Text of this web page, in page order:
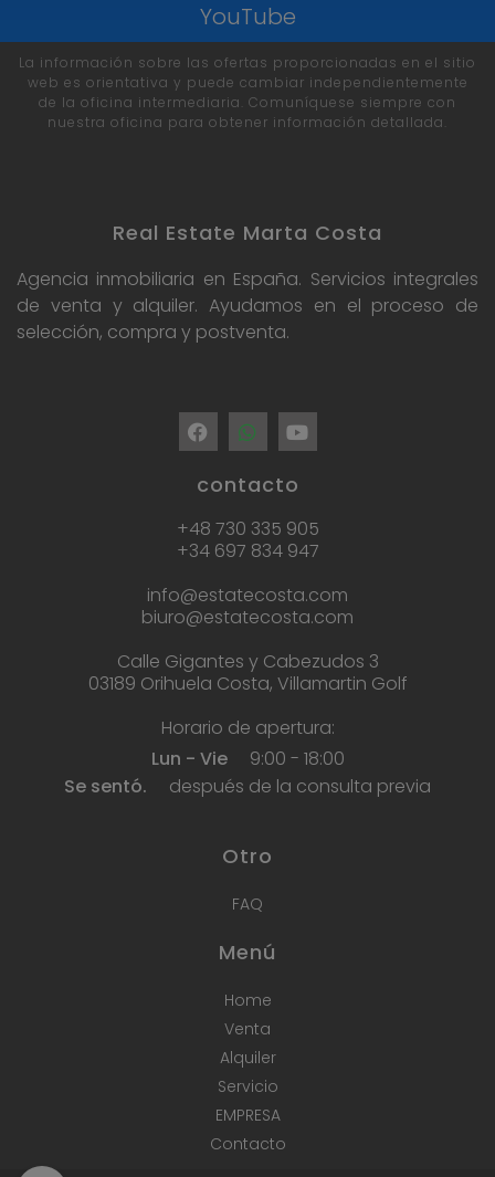
YouTube
La información sobre las ofertas proporcionadas en el sitio
web es orientativa y puede cambiar independientemente
de la oficina intermediaria. Comuníquese siempre con
nuestra oficina para obtener información detallada.
Real Estate Marta Costa
Agencia inmobiliaria en España. Servicios integrales
de venta y alquiler. Ayudamos en el proceso de
selección, compra y postventa.
contacto
+48 730 335 905
+34 697 834 947
info@estatecosta.com
biuro@estatecosta.com
Calle Gigantes y Cabezudos 3
03189 Orihuela Costa, Villamartin Golf
Horario de apertura:
Lun - Vie
9:00 - 18:00
Se sentó.
después de la consulta previa
Otro
FAQ
Menú
Home
Venta
Alquiler
Servicio
EMPRESA
Contacto